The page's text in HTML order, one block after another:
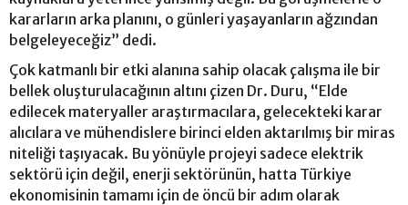
kararların arka planını, o günleri yaşayanların ağzından
belgeleyeceğiz” dedi.
Çok katmanlı bir etki alanına sahip olacak çalışma ile bir
bellek oluşturulacağının altını çizen Dr. Duru, “Elde
edilecek materyaller araştırmacılara, gelecekteki karar
alıcılara ve mühendislere birinci elden aktarılmış bir miras
niteliği taşıyacak. Bu yönüyle projeyi sadece elektrik
sektörü için değil, enerji sektörünün, hatta Türkiye
ekonomisinin tamamı için de öncü bir adım olarak